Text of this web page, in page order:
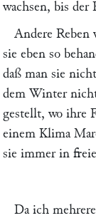
wachsen, bis
Andere Reben
sie eben so
daß man sie
dem Winter
gestellt, wo ihre
einem Klima
sie immer in
Da ich